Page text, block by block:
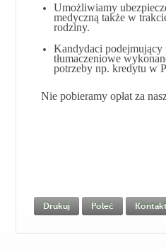
Umożliwiamy
medyczną także w
rodziny.
Kandydaci podejmujący
tłumaczeniowe
potrzeby np. kredytu w
Nie pobieramy opłat za
Drukuj Poleć